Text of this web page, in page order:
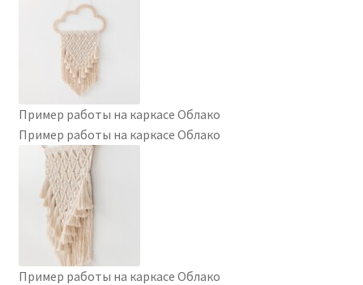
Пример работы на каркасе Облако
Пример работы на каркасе Облако
Пример работы на каркасе Облако